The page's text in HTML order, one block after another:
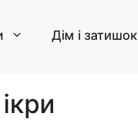
Дім і затишок